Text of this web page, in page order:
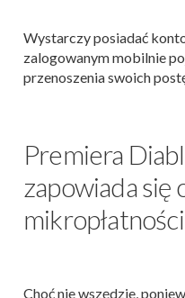
Wystarczy posiadać
zalogowanym mobilnie
przenoszenia swoich
Premiera
zapowiada się
Choć nie wszędzie,